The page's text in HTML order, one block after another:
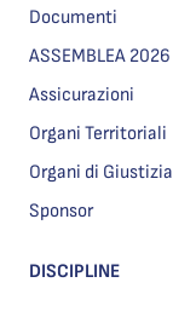
Documenti
ASSEMBLEA 2026
Assicurazioni
Organi Territoriali
Organi di Giustizia
Sponsor
DISCIPLINE